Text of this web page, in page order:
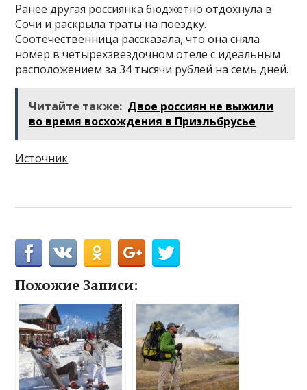
Ранее другая россиянка бюджетно отдохнула в
Сочи и раскрыла траты на поездку.
Соотечественница рассказала, что она сняла
номер в четырехзвездочном отеле с идеальным
расположением за 34 тысячи рублей на семь дней.
Читайте также: Двое россиян не выжили
во время восхождения в Приэльбрусье
Источник
Похожие Записи: